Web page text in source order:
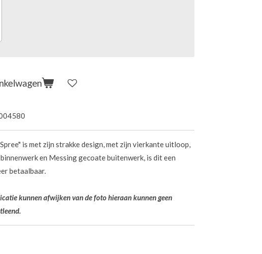
is met zijn strakke design, met zijn vierkante uitloop,
en Messing gecoate buitenwerk, is dit een
betaalbaar.
kunnen afwijken van de foto hieraan kunnen geen